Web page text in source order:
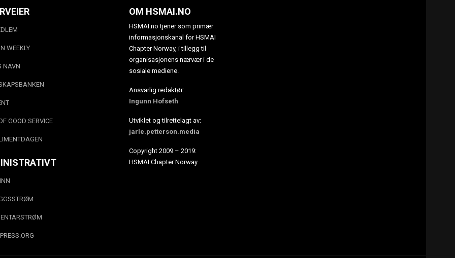
WEEKLY
NAVN
GOOD SERVICE
OM HSMAI.NO
HSMAI.no tjener som primær
informasjonskanal for HSMAI
Chapter Norway, i tillegg til
organisasjonens nærvær i de
sosiale mediene.
Ansvarlig redaktør:
Ingunn Hofseth
Utviklet og tilrettelagt av:
jarle.petterson.media
Copyright 2009 – 2019:
HSMAI Chapter Norway